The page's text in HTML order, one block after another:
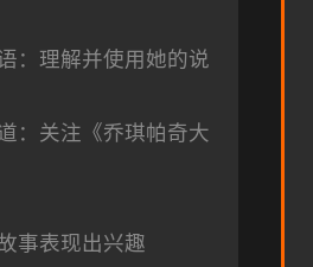
：理解并使用她的说
：关注《乔琪帕奇大
事表现出兴趣